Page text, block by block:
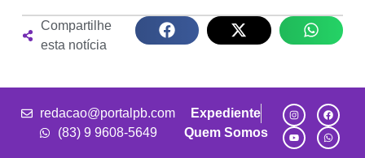
Compartilhe
esta notícia
redacao@portalpb.com
(83) 9 9608-5649
Expediente
Quem Somos